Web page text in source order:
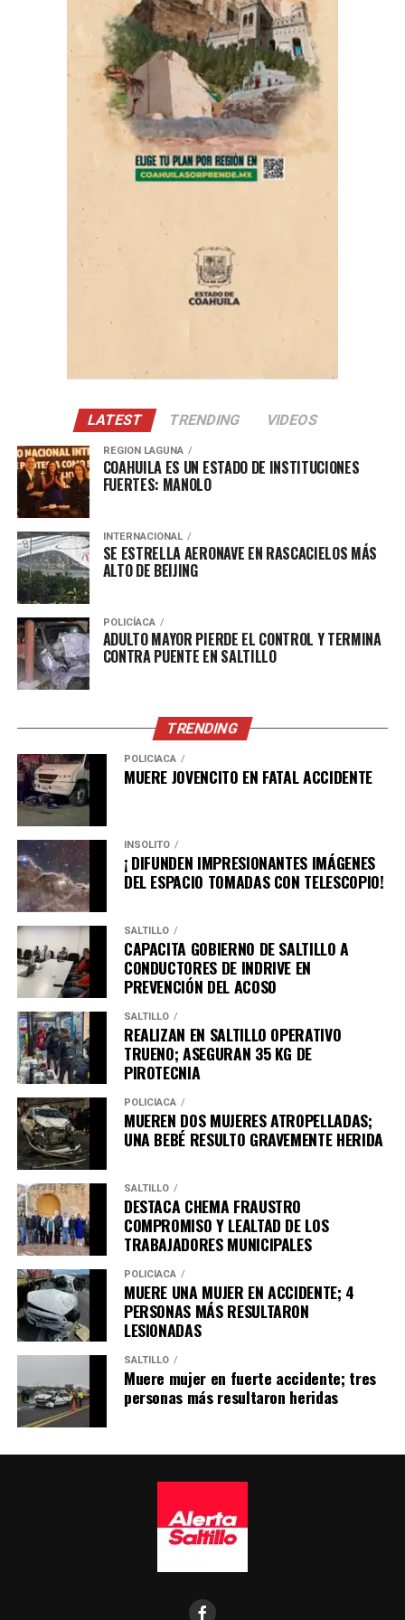
construcción de vías ferroviarias. Asimismo, señalaron
que padecía problemas cardíacos y que tenía prescrito
un tratamiento médico, además de la recomendación de
acudir periódicamente con un cardiólogo; sin embargo,
presuntamente había dejado de atender dichas
ADVERTISEMENT
LATEST TRENDING VIDEOS
REGION LAGUNA
COAHUILA ES UN ESTADO DE INSTITUCIONES
FUERTES: MANOLO
INTERNACIONAL
SE ESTRELLA AERONAVE EN RASCACIELOS MÁS
ALTO DE BEIJING
POLICÍACA
ADULTO MAYOR PIERDE EL CONTROL Y TERMINA
CONTRA PUENTE EN SALTILLO
TRENDING
POLICÍACA
MUERE JOVENCITO EN FATAL ACCIDENTE
INSÓLITO
¡ DIFUNDEN IMPRESIONANTES IMÁGENES
DEL ESPACIO TOMADAS CON TELESCOPIO!
SALTILLO
CAPACITA GOBIERNO DE SALTILLO A
CONDUCTORES DE INDRIVE EN
PREVENCIÓN DEL ACOSO
SALTILLO
REALIZAN EN SALTILLO OPERATIVO
TRUENO; ASEGURAN 35 KG DE
PIROTECNIA
POLICÍACA
MUEREN DOS MUJERES ATROPELLADAS;
UNA BEBÉ RESULTO GRAVEMENTE HERIDA
SALTILLO
DESTACA CHEMA FRAUSTRO
COMPROMISO Y LEALTAD DE LOS
TRABAJADORES MUNICIPALES
POLICÍACA
MUERE UNA MUJER EN ACCIDENTE; 4
PERSONAS MÁS RESULTARON
LESIONADAS
SALTILLO
Muere mujer en fuerte accidente; tres
personas más resultaron heridas